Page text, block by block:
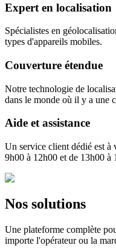
Expert en localisation
Spécialistes en
types d'appareils mobiles.
Couverture étendue
Notre technologie de
dans le monde où il y a une
Aide et assistance
Un service client dédié est à
9h00 à 12h00 et de 13h00 à
Nos solutions
Une plateforme complète
importe l'opérateur ou la